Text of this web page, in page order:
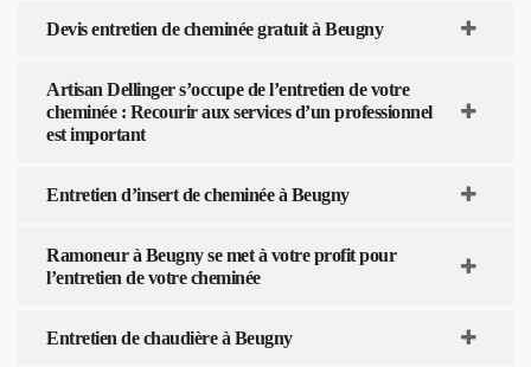
Devis entretien de cheminée gratuit à Beugny
Artisan Dellinger s’occupe de l’entretien de votre
cheminée : Recourir aux services d’un professionnel
est important
Entretien d’insert de cheminée à Beugny
Ramoneur à Beugny se met à votre profit pour
l’entretien de votre cheminée
Entretien de chaudière à Beugny